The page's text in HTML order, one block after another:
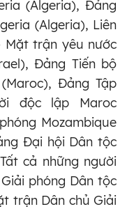
(Algeria), Đảng
(Algeria), Liên
Mặt trận yêu nước
Đảng Tiến bộ
Đảng Tập
độc lập Maroc
Mozambique
Đại hội Dân tộc
cả những người
phóng Dân tộc
trận Dân chủ Giải